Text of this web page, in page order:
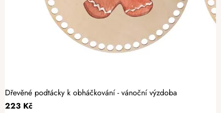
Dřevěné podtácky k obháčkování - vánoční výzdoba
223 Kč